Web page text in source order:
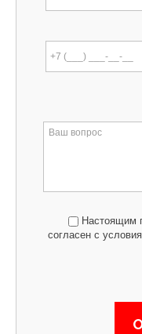
Настоящим
согласен с